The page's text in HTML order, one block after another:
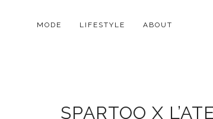
MODE LIFESTYLE ABOUT
SPARTOO X